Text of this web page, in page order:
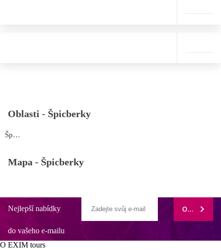
Oblasti - Špicberky
Špicberky
Mapa - Špicberky
Nejlepší nabídky
do vašeho e-mailu
ODEBÍRAT
O EXIM tours